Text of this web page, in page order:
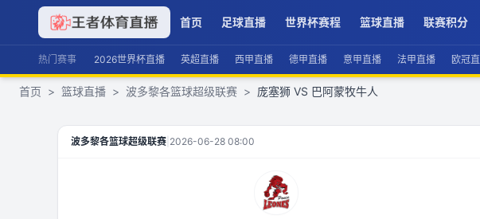
首页 足球直播 世界杯赛程 篮球直播 联赛积分
热门赛事 2026世界杯直播 英超直播 西甲直播 德甲直播 意甲直播 法甲直播 欧冠
首页 > 篮球直播 > 波多黎各篮球超级联赛 > 庞塞狮 VS 巴阿蒙牧牛人
VS巴阿蒙牧牛人直播
波多黎各篮球超级联赛 2026-06-28 08:00